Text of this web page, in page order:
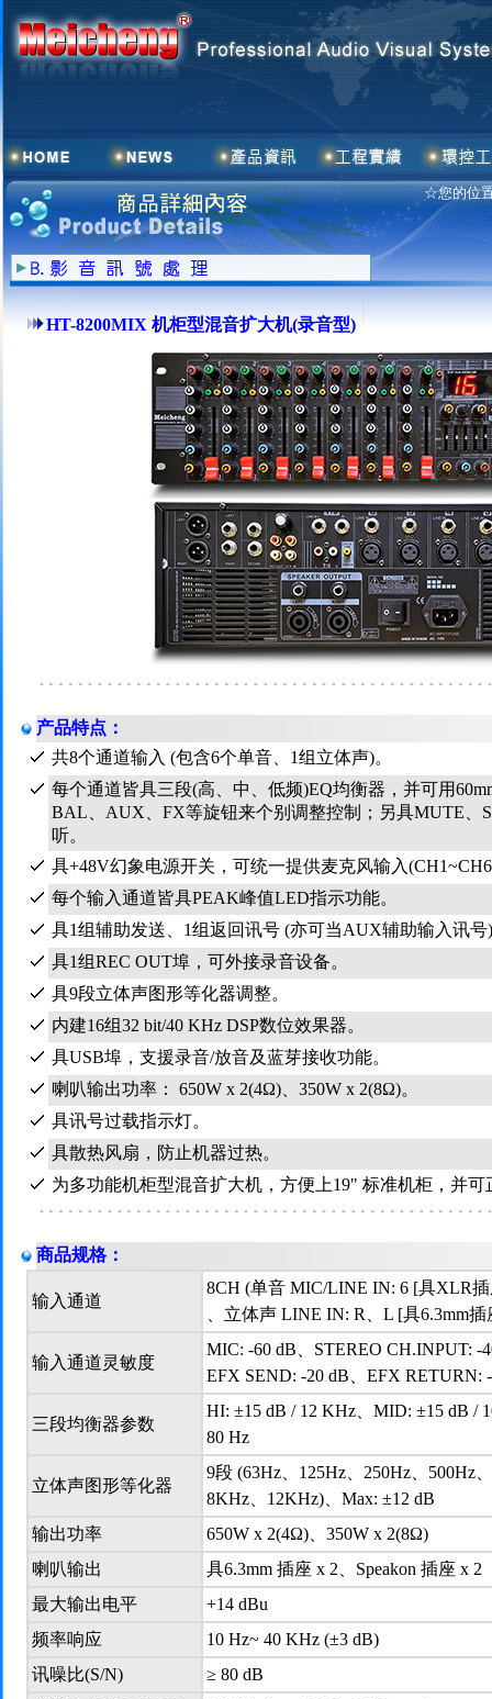
☆您的位
HT-8200MIX 机柜型混音扩大机(录音型)
产品特点：
共8个通道输入 (包含6个单音、1组立体声)。
每个通道皆具三段(高、中、低频)EQ均衡器，并可用
BAL、AUX、FX等旋钮来个别调整控制；另具MUTE、
听。
具+48V幻象电源开关，可统一提供麦克风输入
每个输入通道皆具PEAK峰值LED指示功能。
具1组辅助发送、1组返回讯号 (亦可当AUX辅助输入讯号
具1组REC OUT埠，可外接录音设备。
具9段立体声图形等化器调整。
内建16组32 bit/40 KHz DSP数位效果器。
具USB埠，支援录音/放音及蓝芽接收功能。
喇叭输出功率： 650W x 2(4Ω)、350W x 2(8Ω)。
具讯号过载指示灯。
具散热风扇，防止机器过热。
为多功能机柜型混音扩大机，方便上19" 标准机柜，并可
商品规格：
输入通道
8CH (单音 MIC/LINE IN: 6 [具XLR
、立体声 LINE IN: R、L [具6.3mm
输入通道灵敏度
MIC: -60 dB、STEREO CH.INPUT: -
EFX SEND: -20 dB、EFX RETURN:
三段均衡器参数
HI: ±15 dB / 12 KHz、MID: ±15 dB /
80 Hz
立体声图形等化器
9段 (63Hz、125Hz、250Hz、500Hz
8KHz、12KHz)、Max: ±12 dB
输出功率
650W x 2(4Ω)、350W x 2(8Ω)
喇叭输出
具6.3mm 插座 x 2、Speakon 插座 x 2
最大输出电平
+14 dBu
频率响应
10 Hz~ 40 KHz (±3 dB)
讯噪比(S/N)
≥ 80 dB